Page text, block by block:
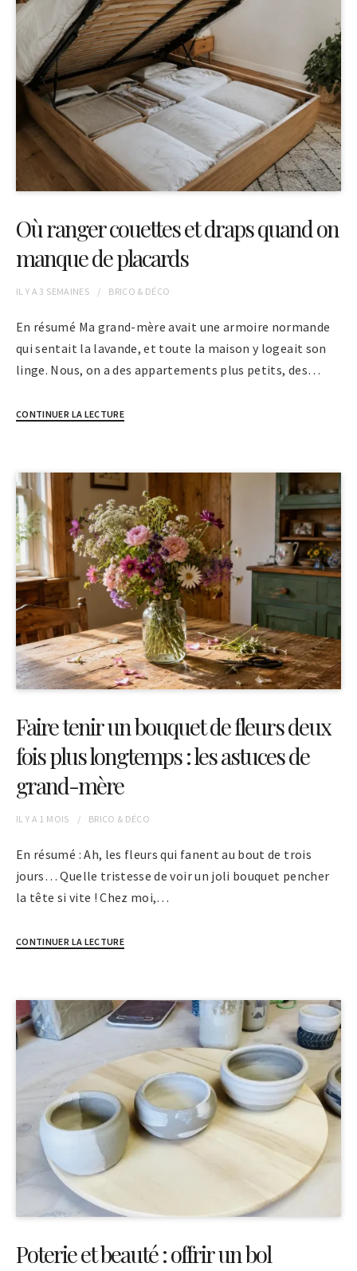
Où ranger couettes et draps quand on
manque de placards
IL Y A3 SEMAINES BRICO & DÉCO
En résumé Ma grand-mère avait une armoire normande
qui sentait la lavande, et toute la maison y logeait son
linge. Nous, on a des appartements plus petits, des…
CONTINUER LA LECTURE
Faire tenir un bouquet de fleurs deux
fois plus longtemps : les astuces de
grand-mère
IL Y A 1 MOIS BRICO & DÉCO
En résumé : Ah, les fleurs qui fanent au bout de trois
jours… Quelle tristesse de voir un joli bouquet pencher
la tête si vite ! Chez moi,…
CONTINUER LA LECTURE
Poterie et beauté : offrir un bol